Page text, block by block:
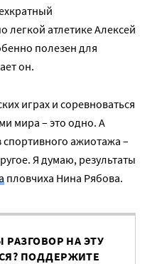
атлетике Алексей
полезен для
он.
играх и соревноваться
мира – это одно. А
ажиотажа –
Я думаю, результаты
пловчиха Нина Рябова.
НА ЭТУ
ПОДДЕРЖИТЕ